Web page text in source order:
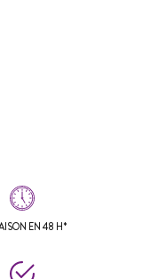
EN 48 H*